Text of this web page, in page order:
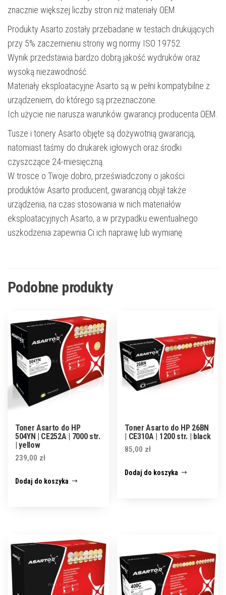
znacznie większej liczby stron niż materiały OEM.
Produkty Asarto zostały przebadane w testach drukujących
przy 5% zaczernieniu strony wg normy ISO 19752.
Wynik przedstawia bardzo dobrą jakość wydruków oraz
wysoką niezawodność.
Materiały eksploatacyjne Asarto są w pełni kompatybilne z
urządzeniem, do którego są przeznaczone.
Ich użycie nie narusza warunków gwarancji producenta OEM.
Tusze i tonery Asarto objęte są dożywotnią gwarancją,
natomiast taśmy do drukarek igłowych oraz środki
czyszczące 24-miesięczną.
W trosce o Twoje dobro, przeświadczony o jakości
produktów Asarto producent, gwarancją objął także
urządzenia, na czas stosowania w nich materiałów
eksploatacyjnych Asarto, a w przypadku ewentualnego
uszkodzenia zapewnia Ci ich naprawę lub wymianę.
Podobne produkty
Toner Asarto do HP
504YN | CE252A | 7000 str.
| yellow
239,00 zł
Dodaj do koszyka
Toner Asarto do HP 26BN
| CE310A | 1200 str. | black
85,00 zł
Dodaj do koszyka